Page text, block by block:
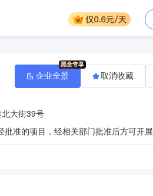
大街39号
企业全景 取消收藏